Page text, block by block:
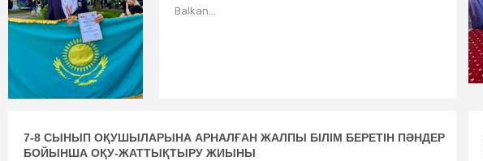
Balkan...
7-8 СЫНЫП ОҚУШЫЛАРЫНА АРНАЛҒАН ЖАЛПЫ БІЛІМ БЕРЕТІН ПӘНДЕР
БОЙЫНША ОҚУ-ЖАТТЫҚТЫРУ ЖИЫНЫ